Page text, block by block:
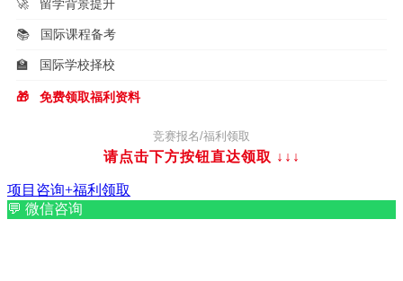
🚀 留学背景提升
📚 国际课程备考
🏫 国际学校择校
🎁 免费领取福利资料
竞赛报名/福利领取
请点击下方按钮直达领取 ↓↓↓
项目咨询+福利领取
💬 微信咨询